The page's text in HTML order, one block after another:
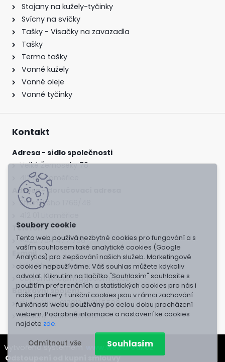
Tento web používá nezbytné cookies pro fungování a s
vaším souhlasem také analytické cookies (Google
Analytics) pro zlepšování našich služeb. Marketingové
cookies nepoužíváme. Váš souhlas můžete kdykoliv
odvolat. Kliknutím na tlačítko "Souhlasím" souhlasíte s
použitím preferenčních a statistických cookies pro nás i
naše partnery. Funkční cookies jsou v rámci zachování
funkčnosti webu používány po celou dobu procházení
webem. Podrobné informace a nastavení ke cookies
najdete zde.
Odmítnout vše Souhlasím
Stojany na kužely-tyčinky
Svícny na svíčky
Tašky - Visačky na zavazadla
Tašky
Termo tašky
Vonné kužely
Vonné oleje
Vonné tyčinky
Kontakt
Adresa - sídlo společnosti
Velké Žernoseky 78
412 01 Litoměřice
Adresa - doručovací adresa
Stránského 1766/48
Telefon
+420 704 477 766
E-mail
info@hyggedomov.cz
objednavka@hyggedomov.cz
Bankovní spojení
Číslo účtu: 9178124001/5500
Vedený: Raiffeisenbank
Vytvořeno systémem
www.webareal.cz
Odstoupení od kupní smlouvy